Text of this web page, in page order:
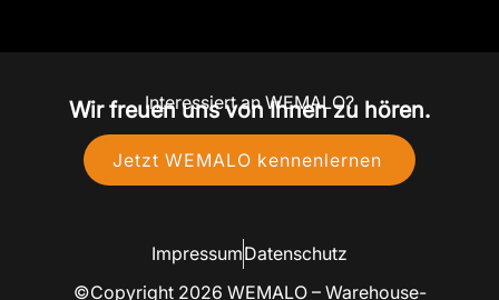
Interessiert an WEMALO?
Wir freuen uns von Ihnen zu hören.
Jetzt WEMALO kennenlernen
ImpressumDatenschutz
©Copyright 2026 WEMALO – Warehouse-